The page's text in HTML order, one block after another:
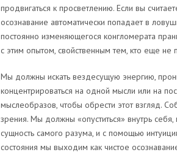
продвигаться к просветлению. Если вы
осознавание автоматически попадает в
постоянно изменяющегося конгломерата
с этим опытом, свойственным тем, кто еще
Мы должны искать вездесущую энергию,
концентрироваться на одной мысли или на
мыслеобразов, чтобы обрести этот взгляд.
зрения. Мы должны «опуститься» внутрь себя,
сущность самого разума, и с помощью
состояния мы выходим как чистое